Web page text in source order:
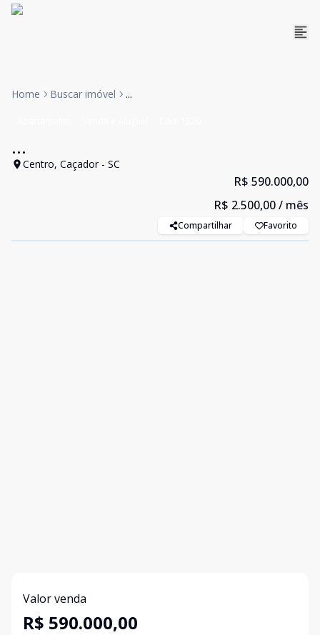
Home Buscar imóvel ...
...
Centro, Caçador - SC
R$ 590.000,00
R$ 2.500,00/ mês
Compartilhar Favorito
Valor venda
R$ 590.000,00